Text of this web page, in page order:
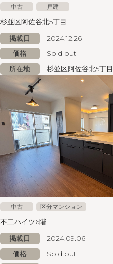
杉並区阿佐谷北5丁目
掲載日
2024.12.26
価格
Sold out
所在地
杉並区阿佐谷北5丁目
中古 戸建
不二ハイツ6階
掲載日
2024.09.06
価格
Sold out
中古 区分マンション